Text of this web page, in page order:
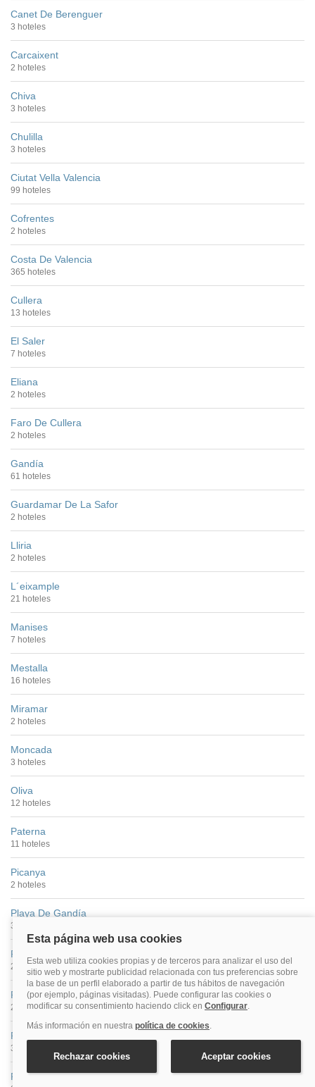
Canet De Berenguer
3 hoteles
Carcaixent
2 hoteles
Chiva
3 hoteles
Chulilla
3 hoteles
Ciutat Vella Valencia
99 hoteles
Cofrentes
2 hoteles
Costa De Valencia
365 hoteles
Cullera
13 hoteles
El Saler
7 hoteles
Eliana
2 hoteles
Faro De Cullera
2 hoteles
Gandía
61 hoteles
Guardamar De La Safor
2 hoteles
Lliria
2 hoteles
L´eixample
21 hoteles
Manises
7 hoteles
Mestalla
16 hoteles
Miramar
2 hoteles
Moncada
3 hoteles
Oliva
12 hoteles
Paterna
11 hoteles
Picanya
2 hoteles
Playa De Gandía
32 hoteles
Playa Puebla De Farnals
2 hoteles
Pobla De Farnals
2 hoteles
Poblados Marítimos
34 hoteles
Puerto De Sagunto